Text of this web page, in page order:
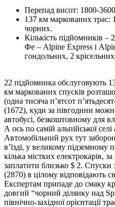
Перепад висот: 1800-
137 км маркованих трас:
чорних.
Кількість підйомників –
Фе – Alpine Express і
гондольних, 2
22 підйомника обслуговують
км маркованих спусків
(одна тисяча п’ятсот
(1672), куди за півгодини
автобусі, безкоштовному для
А ось по самій альпійської
Автомобільний рух тут
в’їзді, у великому підземному
кілька містких електрокарів,
заплатити близько $ 2. Спуски
(2870) в цілому відповідають
Експертам припаде до смаку
довгий “чорний ділянку над
північно-західної орієнтації